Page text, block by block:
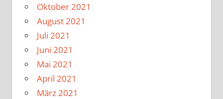
Oktober 2021
August 2021
Juli 2021
Juni 2021
Mai 2021
April 2021
März 2021